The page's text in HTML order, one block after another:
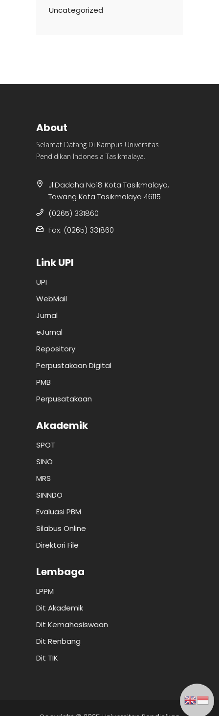
Uncategorized
About
Selamat Datang Di Kampus Universitas
Pendidikan Indonesia Tasikmalaya.
Jl.Dadaha No18 Kota Tasikmalaya,
Tawang Kota Tasikmalaya 46115
(0265) 331860
Fax. (0265) 331860
Link UPI
UPI
WebMail
Jurnal
eJurnal
Repository
Perpustakaan Digital
PMB
Perpusatakaan
Akademik
SPOT
SINO
MRS
SINNDO
Evaluasi PBM
Silabus Online
Direktori File
Lembaga
LPPM
Dit Akademik
Dit Kemahasiswaan
Dit Renbang
Dit TIK